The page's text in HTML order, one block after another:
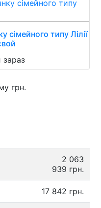
типу Лілії
грн.
2 063
939 грн.
17 842 грн.